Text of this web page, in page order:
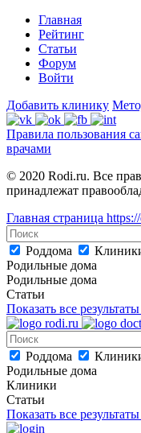
Главная
Рейтинг
Статьи
Форум
Войти
Добавить клинику
Правила пользования
врачами
© 2020 Rodi.ru. Все
принадлежат
Главная страница
Роддома
Родильные дома
Родильные дома
Статьи
Показать все
Роддома
Родильные дома
Клиники
Статьи
Показать все